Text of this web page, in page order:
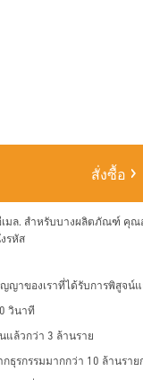
สั่งซื้อ
มล. สำหรับบางผลิตภัณฑ์ คุณ
รหัส
ญาของเราที่ได้รับการพิสูจน์แ
วินาที
แล้วกว่า 3 ล้านราย
ธุรกรรมมากกว่า 10 ล้านราย